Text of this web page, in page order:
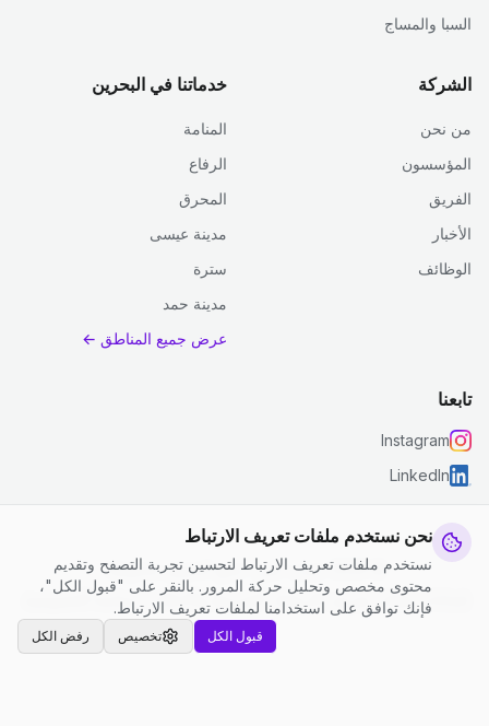
نحن نستخدم ملفات تعريف الارتباط
نستخدم ملفات تعريف الارتباط لتحسين تجربة التصفح وتقديم
محتوى مخصص وتحليل حركة المرور. بالنقر على "قبول الكل"،
فإنك توافق على استخدامنا لملفات تعريف الارتباط.
رفض الكل تخصيص قبول الكل
السبا والمساج
الشركة
من نحن
المؤسسون
الفريق
الأخبار
الوظائف
خدماتنا في البحرين
المنامة
الرفاع
المحرق
مدينة عيسى
سترة
مدينة حمد
عرض جميع المناطق ←
تابعنا
Instagram
LinkedIn
© 2026 جست كلين. جميع الحقوق محفوظة.
سياسة الخصوصية
الشروط والأحكام | إعدادات ملفات تعريف الارتباط